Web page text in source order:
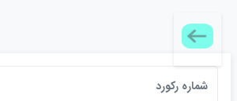
شماره ركورد